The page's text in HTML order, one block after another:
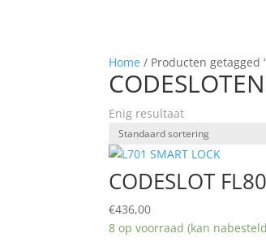
Home / Producten getagged
Enig resultaat
CODESLOT
€436,00
8 op voorraad (kan